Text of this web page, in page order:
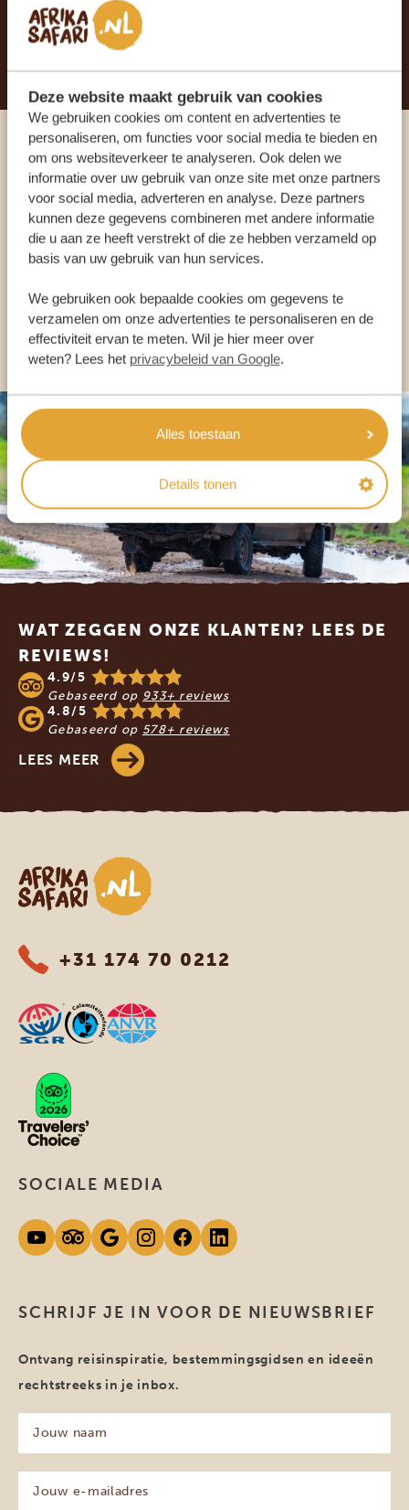
Deze website maakt gebruik van cookies
We gebruiken cookies om content en advertenties te
personaliseren, om functies voor social media te bieden en
om ons websiteverkeer te analyseren. Ook delen we
informatie over uw gebruik van onze site met onze partners
voor social media, adverteren en analyse. Deze partners
kunnen deze gegevens combineren met andere informatie
die u aan ze heeft verstrekt of die ze hebben verzameld op
basis van uw gebruik van hun services.
We gebruiken ook bepaalde cookies om gegevens te
verzamelen om onze advertenties te personaliseren en de
effectiviteit ervan te meten. Wil je hier meer over
weten? Lees het privacybeleid van Google.
Alles toestaan
Details tonen
STEL NU JOUW DROOMREIS SAMEN
Praat met een expert
ONZE SPECIALISTEN STAAN VOOR JE KLAAR
ANDERE LANDEN
Footer
WAT ZEGGEN ONZE KLANTEN? LEES DE
REVIEWS!
4.9/5
Gebaseerd op 933+ reviews
4.8/5
Gebaseerd op 578+ reviews
LEES MEER
Afrika safari
+31 174 70 0212
SCHRIJF JE IN VOOR DE NIEUWSBRIEF
Ontvang reisinspiratie, bestemmingsgidsen en ideeën
rechtstreeks in je inbox.
naam
(Vereist)
SOCIALE MEDIA